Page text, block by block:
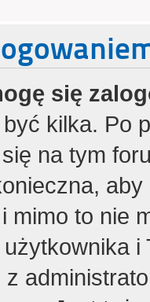
się
kilka. Po
na tym
mimo to nie
i